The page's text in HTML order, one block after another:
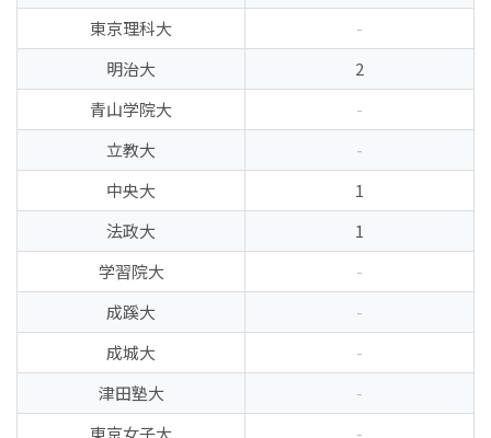
東京理科大
-
明治大
2
青山学院大
-
立教大
-
中央大
1
法政大
1
学習院大
-
成蹊大
-
成城大
-
津田塾大
-
東京女子大
-